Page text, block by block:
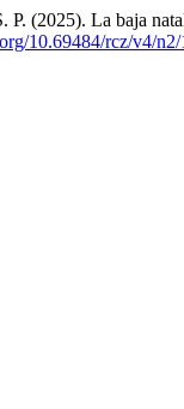
(2025). La baja
10.69484/rcz/v4/n2/